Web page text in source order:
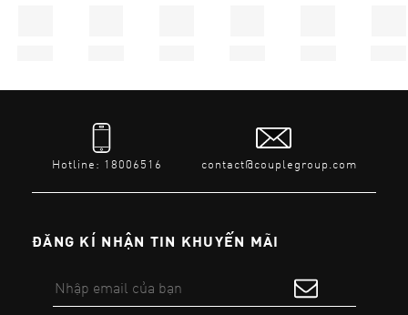
Hotline: 18006516 contact@couplegroup.com
ĐĂNG KÍ NHẬN TIN KHUYẾN MÃI